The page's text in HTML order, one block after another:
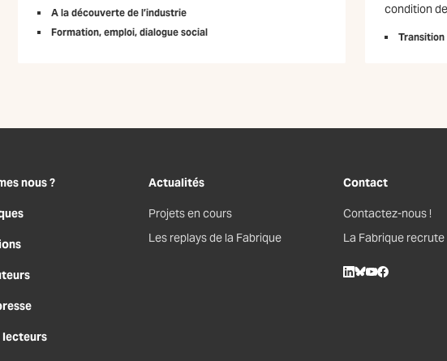
A la découverte de l’industrie
Formation, emploi, dialogue social
condition
nous ?
lecteurs
Actualités
Projets en cours
Les replays de la Fabrique
Contact
Contactez-nous !
La Fabrique recrute